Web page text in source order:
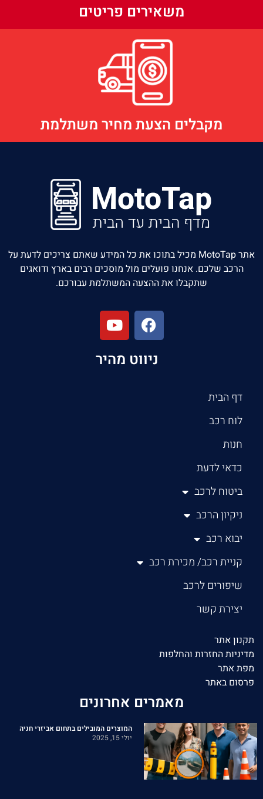
משאירים פריטים
מקבלים הצעת מחיר משתלמת
אתר MotoTap מכיל בתוכו את כל המידע שאתם צריכים לדעת על
הרכב שלכם. אנחנו פועלים מול מוסכים רבים בארץ ודואגים
שתקבלו את ההצעה המשתלמת עבורכם.
ניווט מהיר
דף הבית
לוח רכב
חנות
כדאי לדעת
ביטוח לרכב
ניקיון הרכב
יבוא רכב
קניית רכב/ מכירת רכב
שיפורים לרכב
יצירת קשר
תקנון אתר
מדיניות החזרות והחלפות
מפת אתר
פרסום באתר
מאמרים אחרונים
המוצרים המובילים בתחום אביזרי חניה
יולי 15, 2025